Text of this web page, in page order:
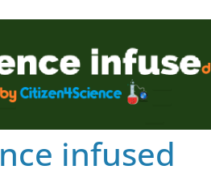
infused